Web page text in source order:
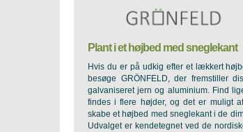
Plant i et højbed med sneglekant
Hvis du er på udkig efter et lækkert
besøge GRÖNFELD, der fremstiller
galvaniseret jern og aluminium. Find
findes i flere højder, og det er muligt
skabe et højbed med sneglekant i de
Udvalget er kendetegnet ved de